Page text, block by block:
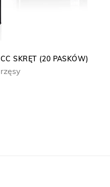
SKRĘT (20 PASKÓW)